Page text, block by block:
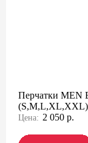
Перчатки MEN
(S,M,L,XL,XXL)
Цена: 2 050 р.